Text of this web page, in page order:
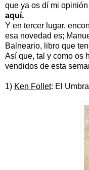
que ya os dí mi
aquí.
Y en tercer lugar,
esa novedad es;
Balneario, libro que
Así que, tal y como os
vendidos de esta
1) Ken Follet: El